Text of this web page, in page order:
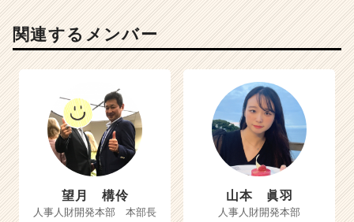
関連するメンバー
望月 構伶
人事人財開発本部 本部長
山本 眞羽
人事人財開発本部